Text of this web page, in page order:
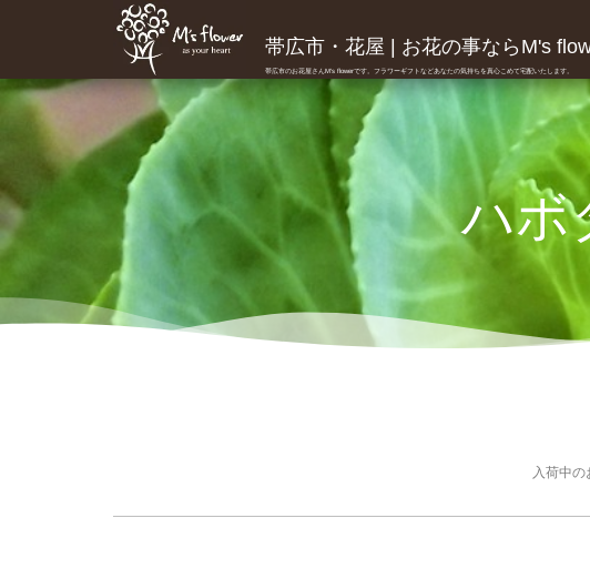
帯広市・花屋 | お花の事ならM's
帯広市のお花屋さんM's flowerです。フラワーギフトなどあなたの気持ちを真心こめて宅配いたします。
ハボ
入荷中の